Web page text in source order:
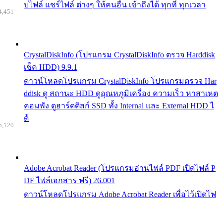
บไฟล์ แชร์ไฟล์ ต่างๆ ให้คนอื่น เข้าถึงได้ ทุกที่ ทุกเวลา
CrystalDiskInfo (โปรแกรม CrystalDiskInfo ตรวจ Harddisk
เช็ค HDD) 9.9.1
ดาวน์โหลดโปรแกรม CrystalDiskInfo โปรแกรมตรวจ Har
ddisk ดู สถานะ HDD ดูอุณหภูมิเครื่อง ความเร็ว หาสาเหต
คอมพัง ดูฮาร์ดดิสก์ SSD ทั้ง Internal และ External HDD ไ
ด้
Adobe Acrobat Reader (โปรแกรมอ่านไฟล์ PDF เปิดไฟล์ P
DF ไฟล์เอกสาร ฟรี) 26.001
ดาวน์โหลดโปรแกรม Adobe Acrobat Reader เพื่อไว้เปิดไฟ